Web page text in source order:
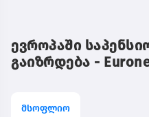
ევროპაში
გაიზრდება -
მსოფლიო